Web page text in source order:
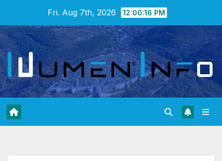
content
Fri. Aug 7th, 2026 12:00:18 PM